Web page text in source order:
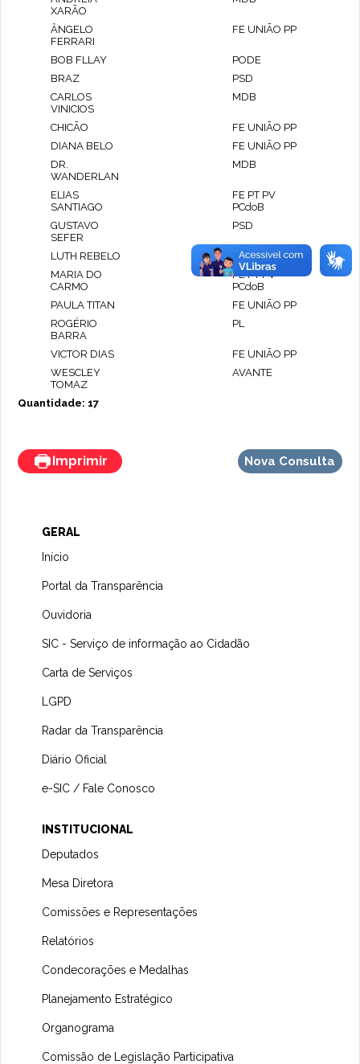
XARÃO
ÂNGELO
FERRARI
FE UNIÃO PP
BOB FLLAY
PODE
BRAZ
PSD
CARLOS
VINICIOS
MDB
CHICÃO
FE UNIÃO PP
DIANA BELO
FE UNIÃO PP
DR.
WANDERLAN
MDB
ELIAS
SANTIAGO
FE PT PV
PCdoB
GUSTAVO
SEFER
PSD
LUTH REBELO
FE UNIÃO PP
MARIA DO
CARMO
FE PT PV
PCdoB
PAULA TITAN
FE UNIÃO PP
ROGÉRIO
BARRA
PL
VICTOR DIAS
FE UNIÃO PP
WESCLEY
TOMAZ
AVANTE
Quantidade: 17
Imprimir Nova Consulta
GERAL
Início
Portal da Transparência
Ouvidoria
SIC - Serviço de informação ao Cidadão
Carta de Serviços
LGPD
Radar da Transparência
Diário Oficial
e-SIC / Fale Conosco
INSTITUCIONAL
Deputados
Mesa Diretora
Comissões e Representações
Relatórios
Condecorações e Medalhas
Planejamento Estratégico
Organograma
Comissão de Legislação Participativa